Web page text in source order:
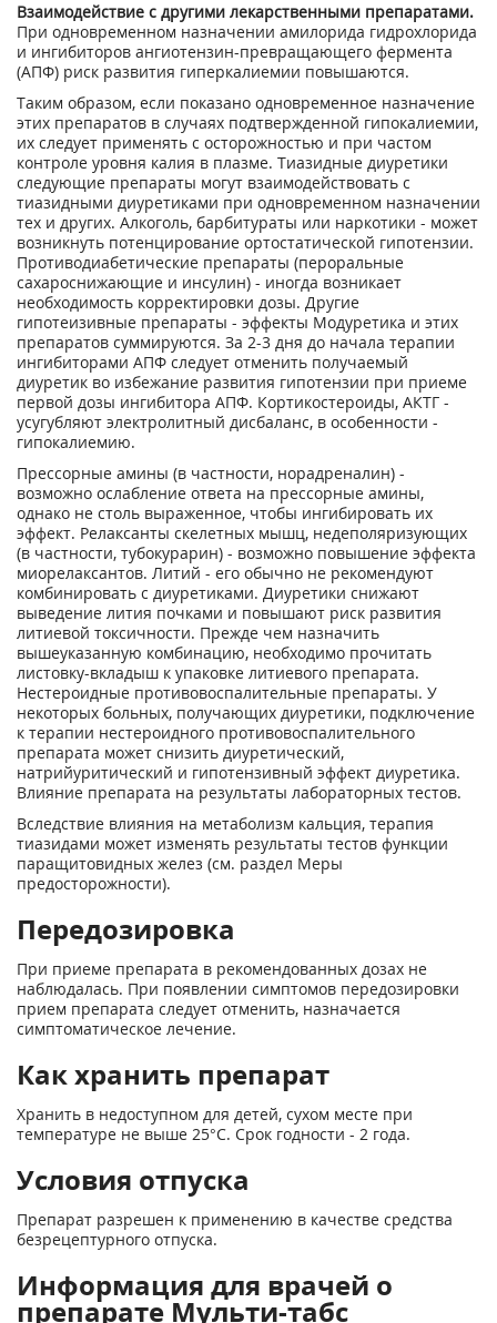
Взаимодействие с другими лекарственными препаратами.
При одновременном назначении амилорида гидрохлорида
и ингибиторов ангиотензин-превращающего фермента
(АПФ) риск развития гиперкалиемии повышаются.
Таким образом, если показано одновременное назначение
этих препаратов в случаях подтвержденной гипокалиемии,
их следует применять с осторожностью и при частом
контроле уровня калия в плазме. Тиазидные диуретики
следующие препараты могут взаимодействовать с
тиазидными диуретиками при одновременном назначении
тех и других. Алкоголь, барбитураты или наркотики - может
возникнуть потенцирование ортостатической гипотензии.
Противодиабетические препараты (пероральные
сахароснижающие и инсулин) - иногда возникает
необходимость корректировки дозы. Другие
гипотеизивные препараты - эффекты Модуретика и этих
препаратов суммируются. За 2-3 дня до начала терапии
ингибиторами АПФ следует отменить получаемый
диуретик во избежание развития гипотензии при приеме
первой дозы ингибитора АПФ. Кортикостероиды, АКТГ -
усугубляют электролитный дисбаланс, в особенности -
гипокалиемию.
Прессорные амины (в частности, норадреналин) -
возможно ослабление ответа на прессорные амины,
однако не столь выраженное, чтобы ингибировать их
эффект. Релаксанты скелетных мышц, недеполяризующих
(в частности, тубокурарин) - возможно повышение эффекта
миорелаксантов. Литий - его обычно не рекомендуют
комбинировать с диуретиками. Диуретики снижают
выведение лития почками и повышают риск развития
литиевой токсичности. Прежде чем назначить
вышеуказанную комбинацию, необходимо прочитать
листовку-вкладыш к упаковке литиевого препарата.
Нестероидные противовоспалительные препараты. У
некоторых больных, получающих диуретики, подключение
к терапии нестероидного противовоспалительного
препарата может снизить диуретический,
натрийуритический и гипотензивный эффект диуретика.
Влияние препарата на результаты лабораторных тестов.
Вследствие влияния на метаболизм кальция, терапия
тиазидами может изменять результаты тестов функции
паращитовидных желез (см. раздел Меры
предосторожности).
Передозировка
При приеме препарата в рекомендованных дозах не
наблюдалась. При появлении симптомов передозировки
прием препарата следует отменить, назначается
симптоматическое лечение.
Как хранить препарат
Хранить в недоступном для детей, сухом месте при
температуре не выше 25°С. Срок годности - 2 года.
Условия отпуска
Препарат разрешен к применению в качестве средства
безрецептурного отпуска.
Информация для врачей о
препарате Мульти-табс